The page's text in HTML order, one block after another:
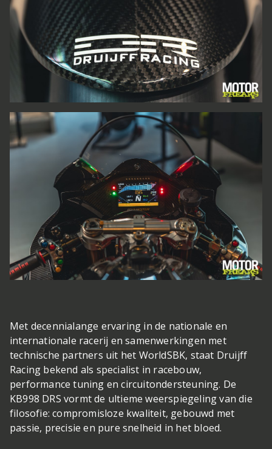
Met decennialange ervaring in de nationale en
internationale racerij en samenwerkingen met
technische partners uit het WorldSBK, staat Druijff
Racing bekend als specialist in racebouw,
performance tuning en circuitondersteuning. De
KB998 DRS vormt de ultieme weerspiegeling van die
filosofie: compromisloze kwaliteit, gebouwd met
passie, precisie en pure snelheid in het bloed.